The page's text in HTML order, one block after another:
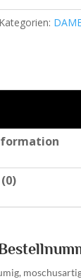
Kategorien: